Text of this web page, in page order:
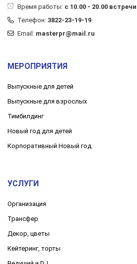
Время работы: с 10.00 - 20.00
Телефон: 3822-23-19-19
Email: masterpr@mail.ru
МЕРОПРИЯТИЯ
Выпускные для детей
Выпускные для взрослых
Тимбилдинг
Новый год для детей
Корпоративный Новый год
УСЛУГИ
Организация
Трансфер
Декор, цветы
Кейтеринг, торты